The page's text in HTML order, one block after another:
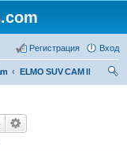
Вход
Регистрация
ELMO SUV CAM II